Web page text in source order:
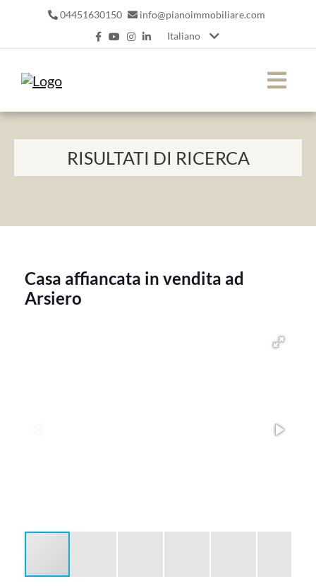
04451630150
info@pianoimmobiliare.com
Italiano
RISULTATI DI RICERCA
Casa affiancata in vendita ad
Arsiero